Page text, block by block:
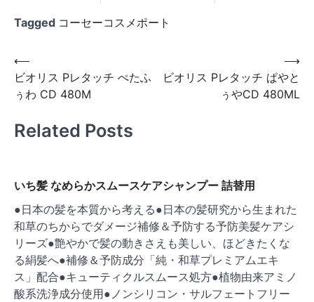
Tagged コーセーコスメポート
投
稿
ナ
ビ
シ
ョ
ン
⟵
ビオリス Pレタッチ ぺたふ
ぅわ CD 480M
ビオリス Pレタッチ ぱやと
ぅやCD 480ML
⟶
Related Posts
いち髪 なめらかスムースケアシャンプー 詰替用
●日本の髪を本質から考える●日本の髪研究から生まれた
和草のちからでダメージ補修＆予防する予防美髪ケアシ
リーズ●艶やかで髪の動きさえも美しい、ほどきたくな
る絹髪へ●補修＆予防成分「純・和草プレミアムエキ
ス」配合●キューティクルスムース処方●植物由来アミノ
酸系洗浄成分使用●ノンシリコン・サルフェートフリー